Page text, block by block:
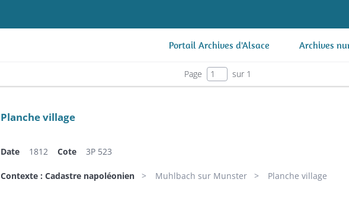
Portail Archives d'Alsace Archives
Page sur 1
Planche village
Date 1812 Cote 3P 523
Contexte : Cadastre napoléonien Muhlbach sur Munster Planche village